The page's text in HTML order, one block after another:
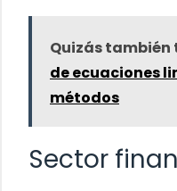
Quizás también
de ecuaciones
métodos
Sector